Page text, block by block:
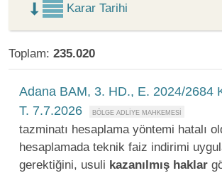
Karar Tarihi
Toplam: 235.020
Adana BAM, 3. HD., E. 2024/2684
T. 7.7.2026
tazminatı hesaplama yöntemi hatalı
hesaplamada teknik faiz indirimi
gerektiğini, usuli kazanılmış haklar